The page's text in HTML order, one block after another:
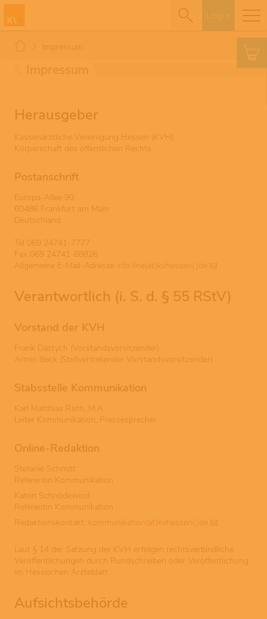
Login
Impressum
Herausgeber
Kassenärztliche Vereinigung Hessen (KVH)
Körperschaft des öffentlichen Rechts
Postanschrift
Europa-Allee 90
60486 Frankfurt am Main
Deutschland
Tel 069 24741-7777
Fax 069 24741-68826
Allgemeine E-Mail-Adresse info.line(at)kvhessen(.)de
Verantwortlich (i. S. d. § 55 RStV)
Vorstand der KVH
Frank Dastych (Vorstandsvorsitzender)
Armin Beck (Stellvertretender Vorstandsvorsitzender)
Stabsstelle Kommunikation
Karl Matthias Roth, M.A.
Leiter Kommunikation, Pressesprecher
Online-Redaktion
Stefanie Schmitt
Referentin Kommunikation
Katrin Schnödewind
Referentin Kommunikation
Redaktionskontakt: kommunikation(at)kvhessen(.)de
Laut § 14 der Satzung der KVH erfolgen rechtsverbindliche
Veröffentlichungen durch Rundschreiben oder Veröffentlichung
im Hessischen Ärzteblatt.
Aufsichtsbehörde